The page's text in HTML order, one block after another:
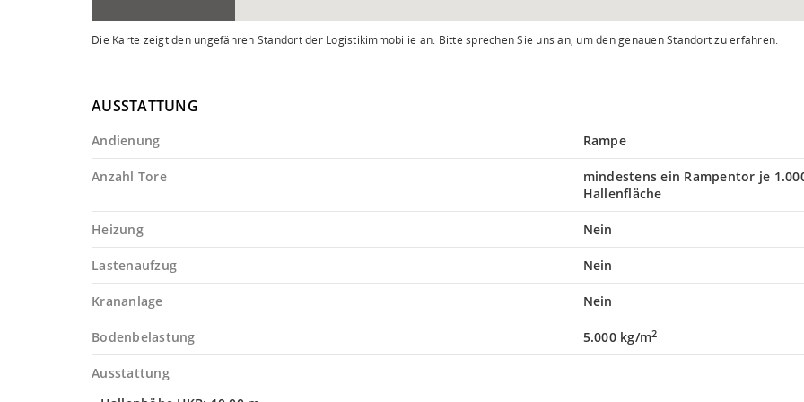
Die Karte zeigt den ungefähren Standort der Logistikimmobilie an. Bitte sprechen Sie uns an, um den genauen Standort zu erfahren.
AUSSTATTUNG
Andienung Rampe
Anzahl Tore
mindestens ein Rampentor je
Hallenfläche
Heizung Nein
Lastenaufzug Nein
Krananlage Nein
Bodenbelastung 5.000 kg/m2
Ausstattung